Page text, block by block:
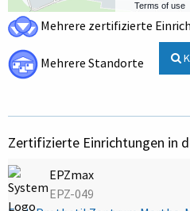
Terms of use
Mehrere zertifizierte
Mehrere Standorte
Zertifizierte Einrichtungen in
EPZmax
EPZ-049